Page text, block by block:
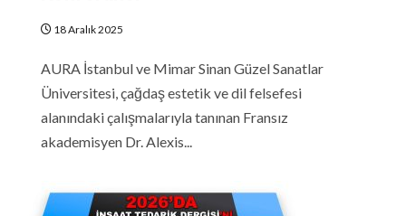
18 Aralık 2025
AURA İstanbul ve Mimar Sinan Güzel Sanatlar
Üniversitesi, çağdaş estetik ve dil felsefesi
alanındaki çalışmalarıyla tanınan Fransız
akademisyen Dr. Alexis...